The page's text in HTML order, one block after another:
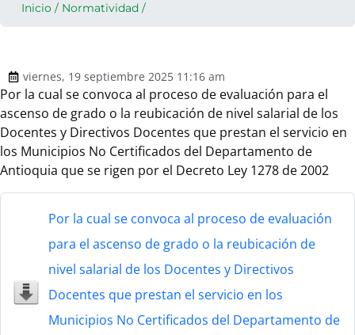
Inicio / Normatividad /
viernes, 19 septiembre 2025 11:16 am
Por la cual se convoca al proceso de evaluación para el
ascenso de grado o la reubicación de nivel salarial de los
Docentes y Directivos Docentes que prestan el servicio en
los Municipios No Certificados del Departamento de
Antioquia que se rigen por el Decreto Ley 1278 de 2002
Por la cual se convoca al proceso de evaluación
para el ascenso de grado o la reubicación de
nivel salarial de los Docentes y Directivos
Docentes que prestan el servicio en los
Municipios No Certificados del Departamento de